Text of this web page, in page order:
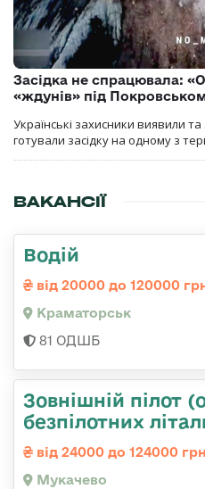
Засідка не спрацювала:
«ждунів» під
Українські захисники виявили
готували засідку на одному з
ВАКАНСІЇ
Водій
від 20000 до 120000
Краматорськ
81 ОДШБ
Зовнішній пілот
безпілотних
від 24000 до 124000 грн
Мукачево